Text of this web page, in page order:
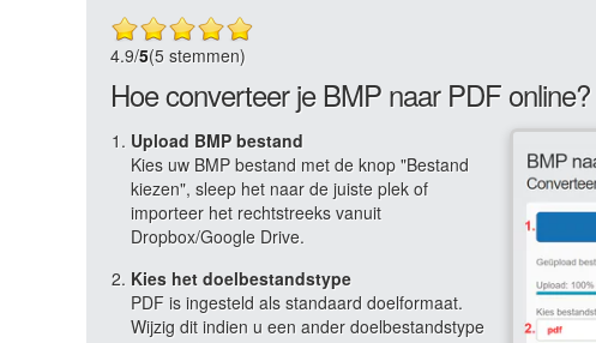
4.9/5(5 stemmen)
Hoe converteer je BMP naar PDF online?
Upload BMP bestand
Kies uw BMP bestand met de knop "Bestand
kiezen", sleep het naar de juiste plek of
importeer het rechtstreeks vanuit
Dropbox/Google Drive.
Kies het doelbestandstype
PDF is ingesteld als standaard doelformaat.
Wijzig dit indien u een ander doelbestandstype